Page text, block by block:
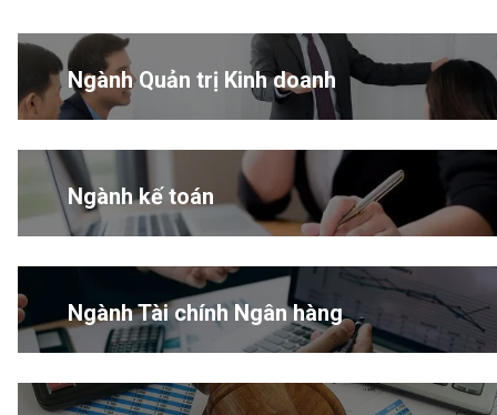
Ngành Quản trị Kinh doanh
Ngành kế toán
Ngành Tài chính Ngân hàng